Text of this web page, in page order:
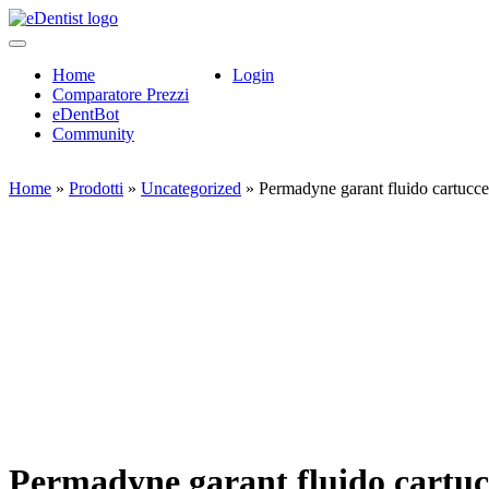
Home
Comparatore Prezzi
eDentBot
Community
Login
Home » Prodotti » Uncategorized » Permadyne garant fluido cartucce